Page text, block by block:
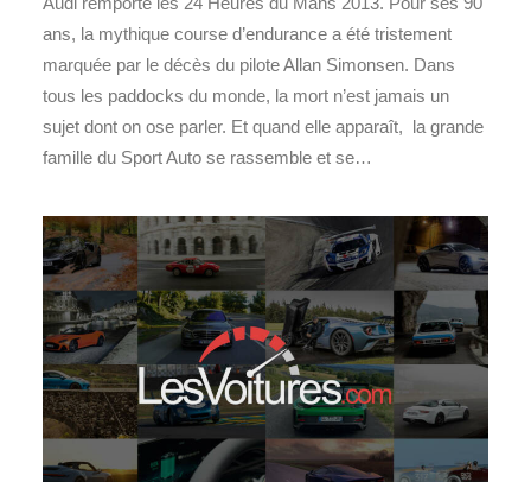
ans, la mythique course d’endurance a été tristement
marquée par le décès du pilote Allan Simonsen. Dans
tous les paddocks du monde, la mort n’est jamais un
sujet dont on ose parler. Et quand elle apparaît, la grande
famille du Sport Auto se rassemble et se…